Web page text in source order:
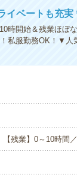
イベートも充実
時開始＆残業ほぼ
私服勤務OK！▼人
残業】0～10時間